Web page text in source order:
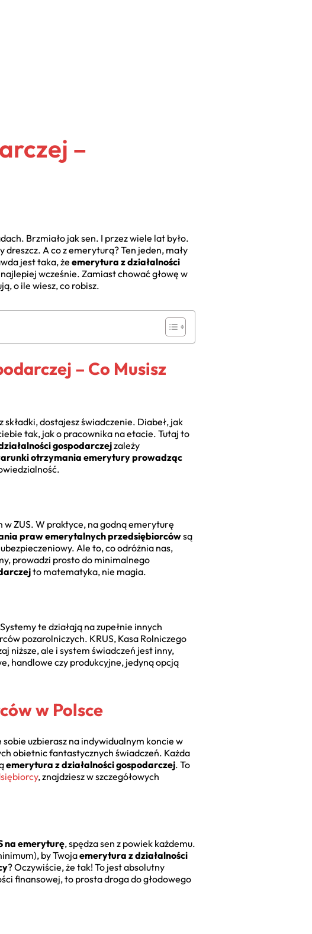
–
Brzmiało jak sen. I przez wiele lat było.
A co z emeryturą? Ten jeden, mały
jest taka, że emerytura z działalności
wcześnie. Zamiast chować głowę w
o ile wiesz, co robisz.
– Co Musisz
dostajesz świadczenie. Diabeł, jak
tak, jak o pracownika na etacie. Tutaj to
gospodarczejzależy
otrzymania emerytury prowadząc
ZUS. W praktyce, na godną emeryturę
praw emerytalnych przedsiębiorcówsą
Ale to, co odróżnia nas,
prowadzi prosto do minimalnego
to matematyka, nie magia.
te działają na zupełnie innych
pozarolniczych. KRUS, Kasa Rolniczego
niższe, ale i system świadczeń jest inny,
handlowe czy produkcyjne, jedyną opcją
w Polsce
uzbierasz na indywidualnym koncie w
obietnic fantastycznych świadczeń. Każda
emerytura z działalności gospodarczej. To
, znajdziesz w szczegółowych
na emeryturę, spędza sen z powiek każdemu.
by Twojaemerytura z działalności
? Oczywiście, że tak! To jest absolutny
finansowej, to prosta droga do głodowego